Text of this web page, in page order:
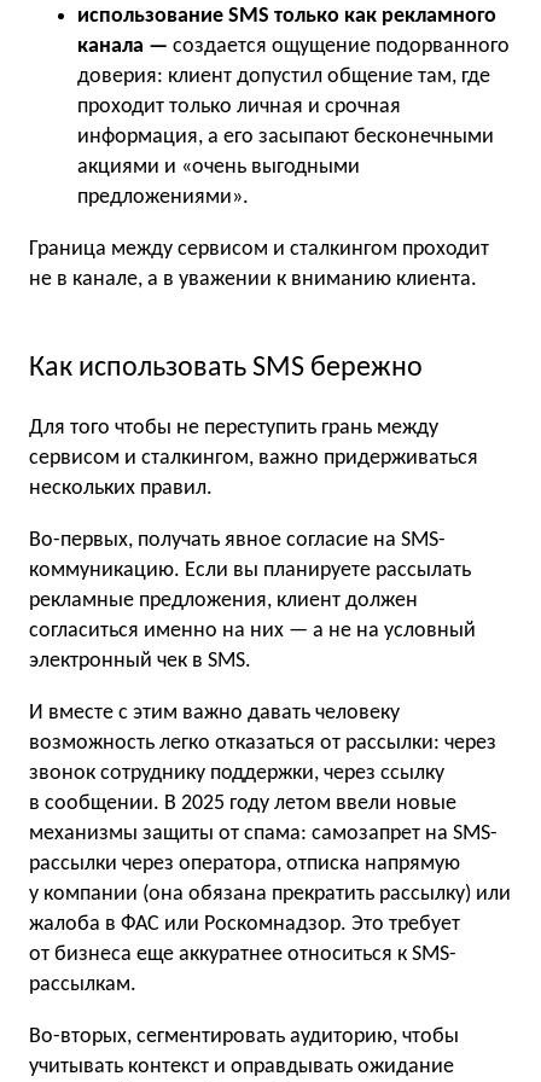
использование SMS только как рекламного
канала — создается ощущение подорванного
доверия: клиент допустил общение там, где
проходит только личная и срочная
информация, а его засыпают бесконечными
акциями и «очень выгодными
предложениями».
Граница между сервисом и сталкингом проходит
не в канале, а в уважении к вниманию клиента.
Как использовать SMS бережно
Для того чтобы не переступить грань между
сервисом и сталкингом, важно придерживаться
нескольких правил.
Во-первых, получать явное согласие на SMS-
коммуникацию. Если вы планируете рассылать
рекламные предложения, клиент должен
согласиться именно на них — а не на условный
электронный чек в SMS.
И вместе с этим важно давать человеку
возможность легко отказаться от рассылки: через
звонок сотруднику поддержки, через ссылку
в сообщении. В 2025 году летом ввели новые
механизмы защиты от спама: самозапрет на SMS-
рассылки через оператора, отписка напрямую
у компании (она обязана прекратить рассылку) или
жалоба в ФАС или Роскомнадзор. Это требует
от бизнеса еще аккуратнее относиться к SMS-
рассылкам.
Во-вторых, сегментировать аудиторию, чтобы
учитывать контекст и оправдывать ожидание